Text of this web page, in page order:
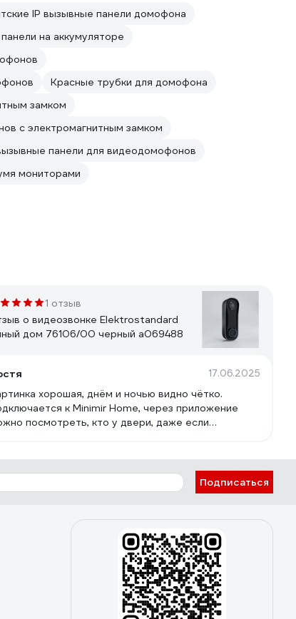
IP вызывные панели домофона
на аккумуляторе
Красные трубки для домофона
замком
с электромагнитным замком
панели для видеодомофонов
мониторами
1 отзыв
о видеозвонке Elektrostandard
дом 76106/00 черный a069488
17.06.2025
хорошая, днём и ночью видно чётко.
к Minimir Home, через приложение
посмотреть, кто у двери, даже если
корпус смотрится аккуратно. В целом,
вариант за свои деньги.
Подписаться